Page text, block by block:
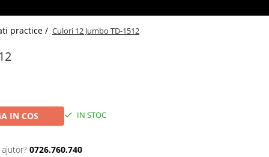
practice / Culori 12 Jumbo TD-1512
IN COS IN STOC
0726.760.740